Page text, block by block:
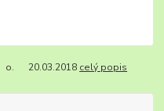
o. 20.03.2018 celý popis